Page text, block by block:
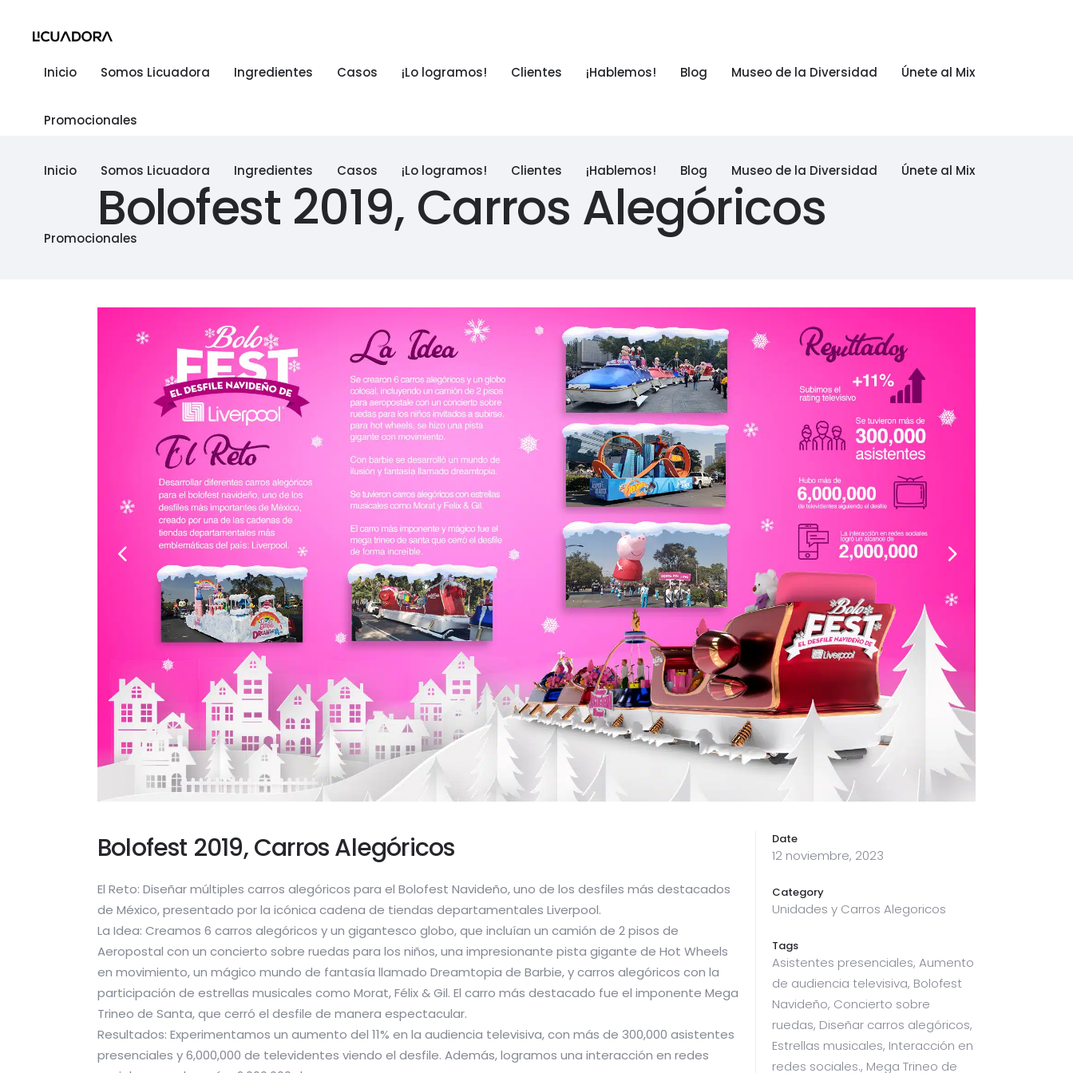
Inicio Somos Licuadora Ingredientes Casos ¡Lo logramos! Clientes ¡Hablemos! Blog Museo de la Diversidad Únete al Mix
Promocionales
Inicio Somos Licuadora Ingredientes Casos ¡Lo logramos! Clientes ¡Hablemos! Blog Museo de la Diversidad Únete al Mix
Promocionales
Bolofest 2019, Carros Alegóricos
Bolofest 2019, Carros Alegóricos
El Reto: Diseñar múltiples carros alegóricos para el Bolofest Navideño, uno de los desfiles más destacados
de México, presentado por la icónica cadena de tiendas departamentales Liverpool.
La Idea: Creamos 6 carros alegóricos y un gigantesco globo, que incluían un camión de 2 pisos de
Aeropostal con un concierto sobre ruedas para los niños, una impresionante pista gigante de Hot Wheels
en movimiento, un mágico mundo de fantasía llamado Dreamtopia de Barbie, y carros alegóricos con la
participación de estrellas musicales como Morat, Félix & Gil. El carro más destacado fue el imponente Mega
Trineo de Santa, que cerró el desfile de manera espectacular.
Resultados: Experimentamos un aumento del 11% en la audiencia televisiva, con más de 300,000 asistentes
presenciales y 6,000,000 de televidentes viendo el desfile. Además, logramos una interacción en redes
Date
12 noviembre, 2023
Category
Unidades y Carros Alegoricos
Tags
Asistentes presenciales, Aumento
de audiencia televisiva, Bolofest
Navideño, Concierto sobre
ruedas, Diseñar carros alegóricos,
Estrellas musicales, Interacción en
redes sociales., Mega Trineo de